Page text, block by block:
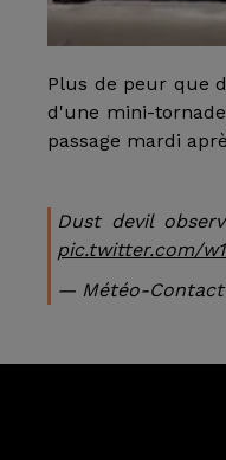
Plus de peur que
d'une mini-
passage mardi
Dust devil
pic.twitter.com/
— Météo-Contact